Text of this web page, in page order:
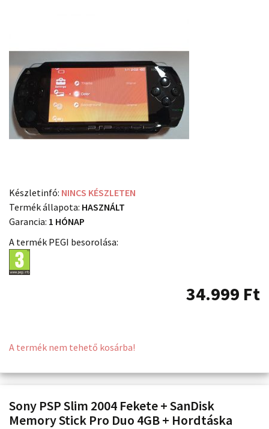
Készletinfó: NINCS KÉSZLETEN
Termék állapota: HASZNÁLT
Garancia: 1 HÓNAP
A termék PEGI besorolása:
34.999 Ft
A termék nem tehető kosárba!
Sony PSP Slim 2004 Fekete + SanDisk
Memory Stick Pro Duo 4GB + Hordtáska